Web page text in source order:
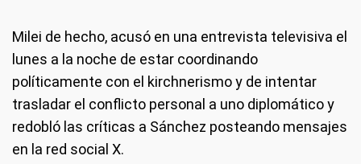
Milei de hecho, acusó en una entrevista televisiva el
lunes a la noche de estar coordinando
políticamente con el kirchnerismo y de intentar
trasladar el conflicto personal a uno diplomático y
redobló las críticas a Sánchez posteando mensajes
en la red social X.